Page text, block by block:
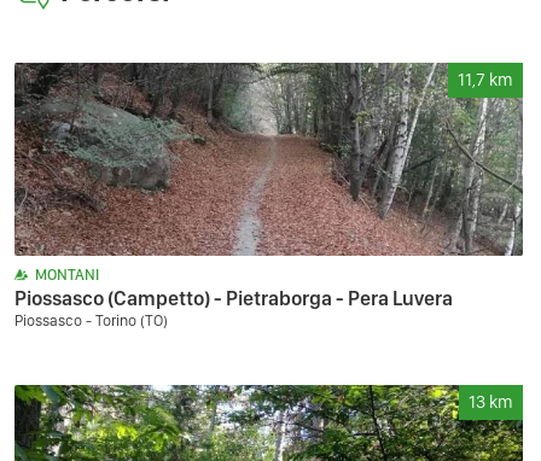
11,7 km
MONTANI
Piossasco (Campetto) - Pietraborga - Pera Luvera
Piossasco - Torino (TO)
13 km